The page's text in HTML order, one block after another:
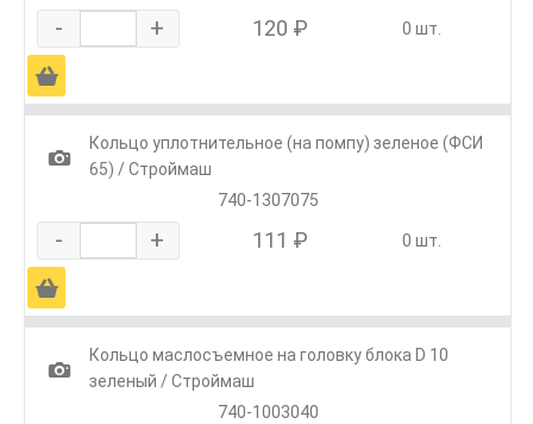
- + 120 ₽ 0 шт.
Ä
1
Кольцо уплотнительное (на помпу) зеленое (ФСИ
65) / Строймаш
740-1307075
- + 111 ₽ 0 шт.
Ä
1
Кольцо маслосъемное на головку блока D 10
зеленый / Строймаш
740-1003040